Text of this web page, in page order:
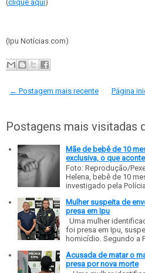
(clique aqui)
(Ipu Notícias.com)
← Postagem mais recente Página
Postagens mais visitadas
Mãe de bebê de 10
exclusiva, o que
Foto: Reprodução/
Helena, bebê de 10
investigado pela
Mulher suspeita de
presa em Ipu
Uma mulher
foi presa em Ipu,
homicídio. Segundo a
Acusada de matar o
presa por nova morte